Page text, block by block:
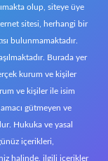
olup, siteye üye
sitesi, herhangi bir
bulunmamaktadır.
Burada yer
kurum ve kişiler
ve kişiler ile isim
gütmeyen ve
Hukuka ve yasal
içerikleri,
halinde, ilgili içerikler